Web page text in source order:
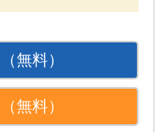
（無料）
（無料）